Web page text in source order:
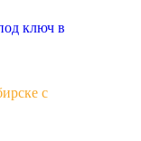
ключ в
с